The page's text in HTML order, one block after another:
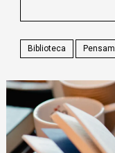
Biblioteca